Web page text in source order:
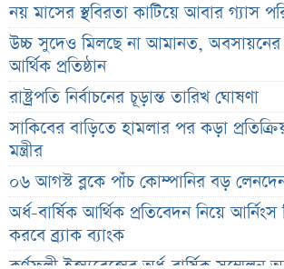
নয় মাসের স্থবিরতা কাটিয়ে আবার গ্যাস
উচ্চ সুদেও মিলছে না আমানত, অবসায়নের
আর্থিক প্রতিষ্ঠান
রাষ্ট্রপতি নির্বাচনের চূড়ান্ত তারিখ ঘোষণা
সাকিবের বাড়িতে হামলার পর কড়া
মন্ত্রীর
০৬ আগস্ট ব্লকে পাঁচ কোম্পানির বড়
অর্ধ-বার্ষিক আর্থিক প্রতিবেদন নিয়ে
করবে ব্র্যাক ব্যাংক